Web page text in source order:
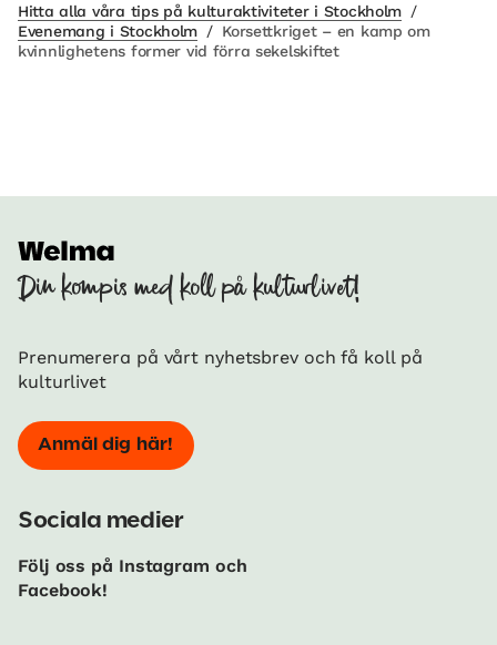
Hitta alla våra tips på kulturaktiviteter i Stockholm /
Evenemang i Stockholm / Korsettkriget – en kamp om
kvinnlighetens former vid förra sekelskiftet
Din kompis med koll på kulturlivet!
Prenumerera på vårt nyhetsbrev och få koll på
kulturlivet
Anmäl dig här!
Sociala medier
Följ oss på Instagram och
Facebook!